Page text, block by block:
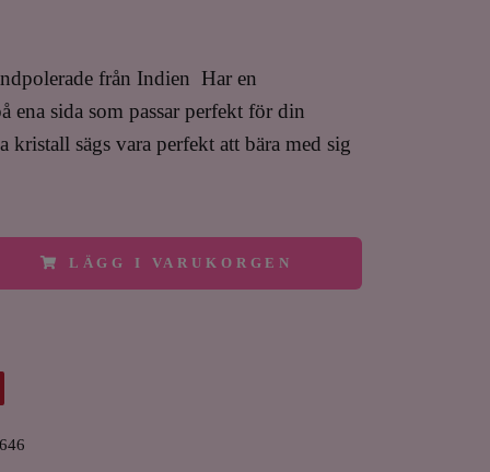
från Indien Har en
ena sida som passar perfekt för din
kristall sägs vara perfekt att bära med sig
LÄGG I VARUKORGEN
646